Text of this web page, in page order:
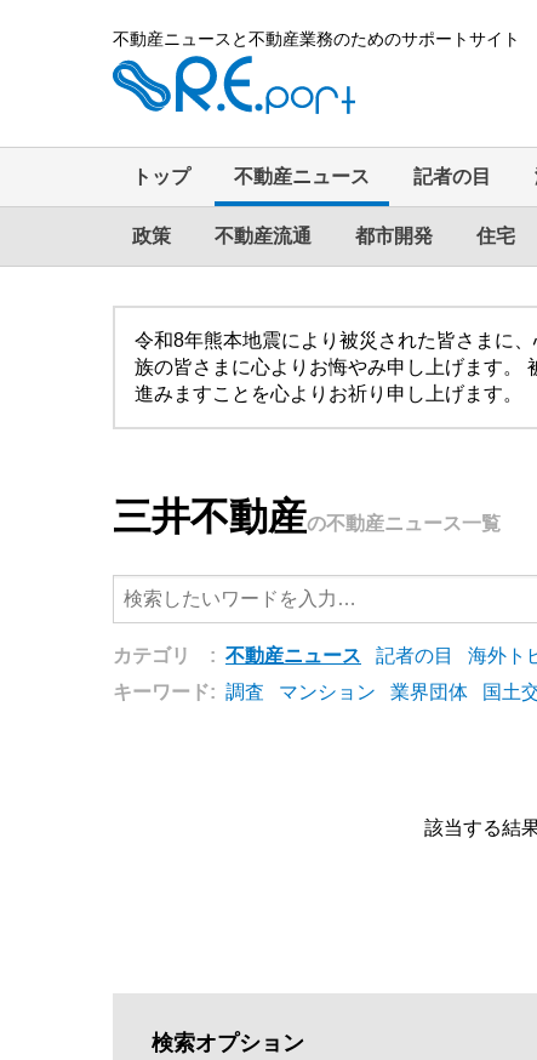
不動産ニュースと不動産業務のためのサポートサイト
トップ 不動産ニュース 記者の目
政策 不動産流通 都市開発 住宅
令和8年熊本地震により被災された皆さまに
族の皆さまに心よりお悔やみ申し上げます。
進みますことを心よりお祈り申し上げます。
三井不動産の不動産ニュース一覧
カテゴリ : 不動産ニュース 記者の目
海外ト
キーワード: 調査 マンション 業界団体 国土
該当する結
検索オプション